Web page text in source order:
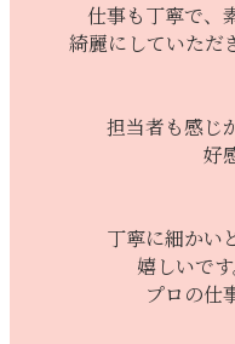
仕事も丁寧で、
綺麗にしていただ
担当者も感じ
好
丁寧に細かい
嬉しいで
プロの仕